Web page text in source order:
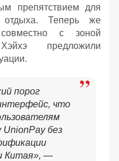
препятствием для
Теперь же
с зоной
предложили
порог
что
без
Китая», —